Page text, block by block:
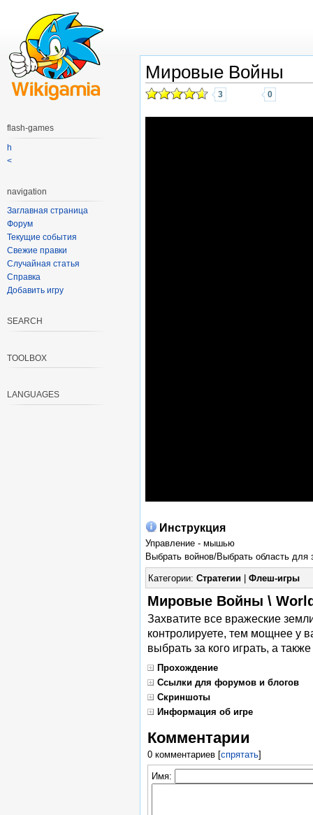
Мировые Войны
3 0
Инструкция
Управление - мышью
Выбрать войнов/Выбрать область
Категории: Стратегии Флеш-игры
Мировые Войны \
Захватите все вражеские
контролируете, тем мощнее у
выбрать за кого играть, а
Прохождение
Ссылки для форумов и блогов
Скриншоты
Информация об игре
Комментарии
0 комментариев[спрятать]
Имя:
flash-games
h
<
navigation
Заглавная страница
Форум
Текущие события
Свежие правки
Случайная статья
Справка
Добавить игру
SEARCH
TOOLBOX
LANGUAGES